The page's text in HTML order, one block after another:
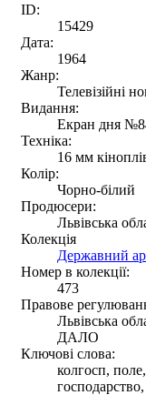
ID:
15429
Дата:
1964
Жанр:
Телевізійні
Видання:
Екран дня
Техніка:
16 мм
Колір:
Чорно-білий
Продюсери:
Львівська
Колекція
Державний
Номер в колекції:
473
Правове
Львівська
ДАЛО
Ключові слова:
колгосп,